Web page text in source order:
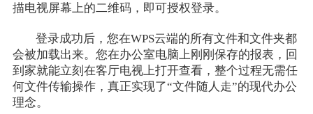
描电视屏幕上的二维码，即可授权登录。
登录成功后，您在WPS云端的所有文件和文件夹都
会被加载出来。您在办公室电脑上刚刚保存的报表，回
到家就能立刻在客厅电视上打开查看，整个过程无需任
何文件传输操作，真正实现了“文件随人走”的现代办公
理念。